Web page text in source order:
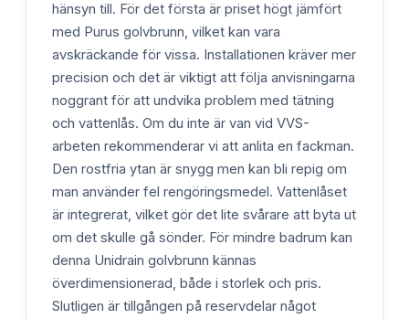
hänsyn till. För det första är priset högt jämfört
med Purus golvbrunn, vilket kan vara
avskräckande för vissa. Installationen kräver mer
precision och det är viktigt att följa anvisningarna
noggrant för att undvika problem med tätning
och vattenlås. Om du inte är van vid VVS-
arbeten rekommenderar vi att anlita en fackman.
Den rostfria ytan är snygg men kan bli repig om
man använder fel rengöringsmedel. Vattenlåset
är integrerat, vilket gör det lite svårare att byta ut
om det skulle gå sönder. För mindre badrum kan
denna Unidrain golvbrunn kännas
överdimensionerad, både i storlek och pris.
Slutligen är tillgången på reservdelar något